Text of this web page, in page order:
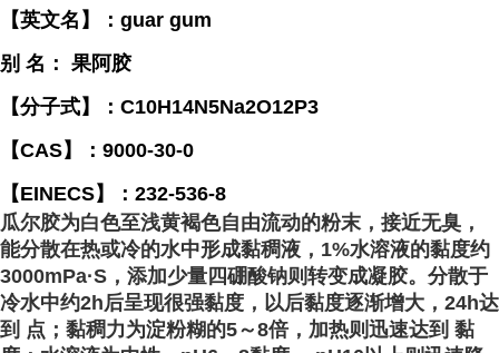
【英文名】：guar gum
别 名： 果阿胶
【分子式】：C10H14N5Na2O12P3
【CAS】：9000-30-0
【EINECS】：232-536-8
瓜尔胶为白色至浅黄褐色自由流动的粉末，接近无臭，
能分散在热或冷的水中形成黏稠液，1%水溶液的黏度约
3000mPa·S，添加少量四硼酸钠则转变成凝胶。分散于
冷水中约2h后呈现很强黏度，以后黏度逐渐增大，24h达
到 点；黏稠力为淀粉糊的5～8倍，加热则迅速达到 黏